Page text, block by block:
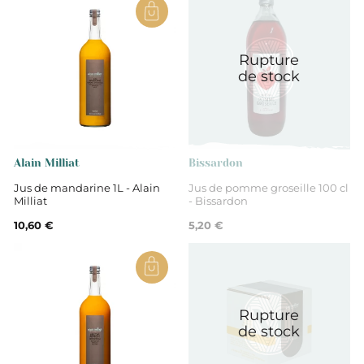
France
Auvergne Rhône-Alpes
100% jus de pamplemousse rose
Alain Milliat
Jus de mandarine 1L - Alain
Milliat
10,60 €
Rupture
de stock
Bissardon
Jus de pomme groseille 100 cl
- Bissardon
5,20 €
Rupture
de stock